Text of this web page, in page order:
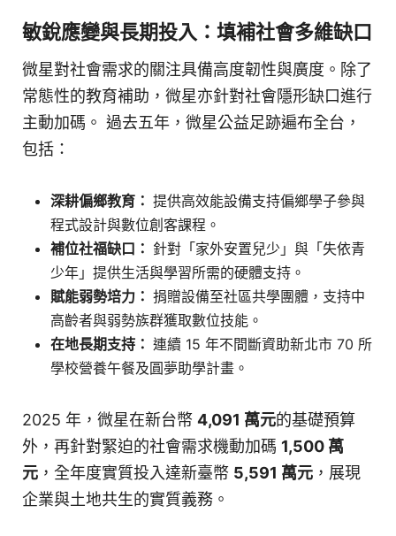
敏銳應變與長期投入：填補社會多維缺口
微星對社會需求的關注具備高度韌性與廣度。除了
常態性的教育補助，微星亦針對社會隱形缺口進行
主動加碼。 過去五年，微星公益足跡遍布全台，
包括：
深耕偏鄉教育：提供高效能設備支持偏鄉學子參與
程式設計與數位創客課程。
補位社福缺口： 針對「家外安置兒少」與「失依青
少年」提供生活與學習所需的硬體支持。
賦能弱勢培力：捐贈設備至社區共學團體，支持中
高齡者與弱勢族群獲取數位技能。
在地長期支持：連續 15 年不間斷資助新北市 70 所
學校營養午餐及圓夢助學計畫。
2025 年，微星在新台幣 4,091 萬元的基礎預算
外，再針對緊迫的社會需求機動加碼 1,500 萬
元 ，全年度實質投入達新臺幣 5,591 萬元 ，展現
企業與土地共生的實質義務。